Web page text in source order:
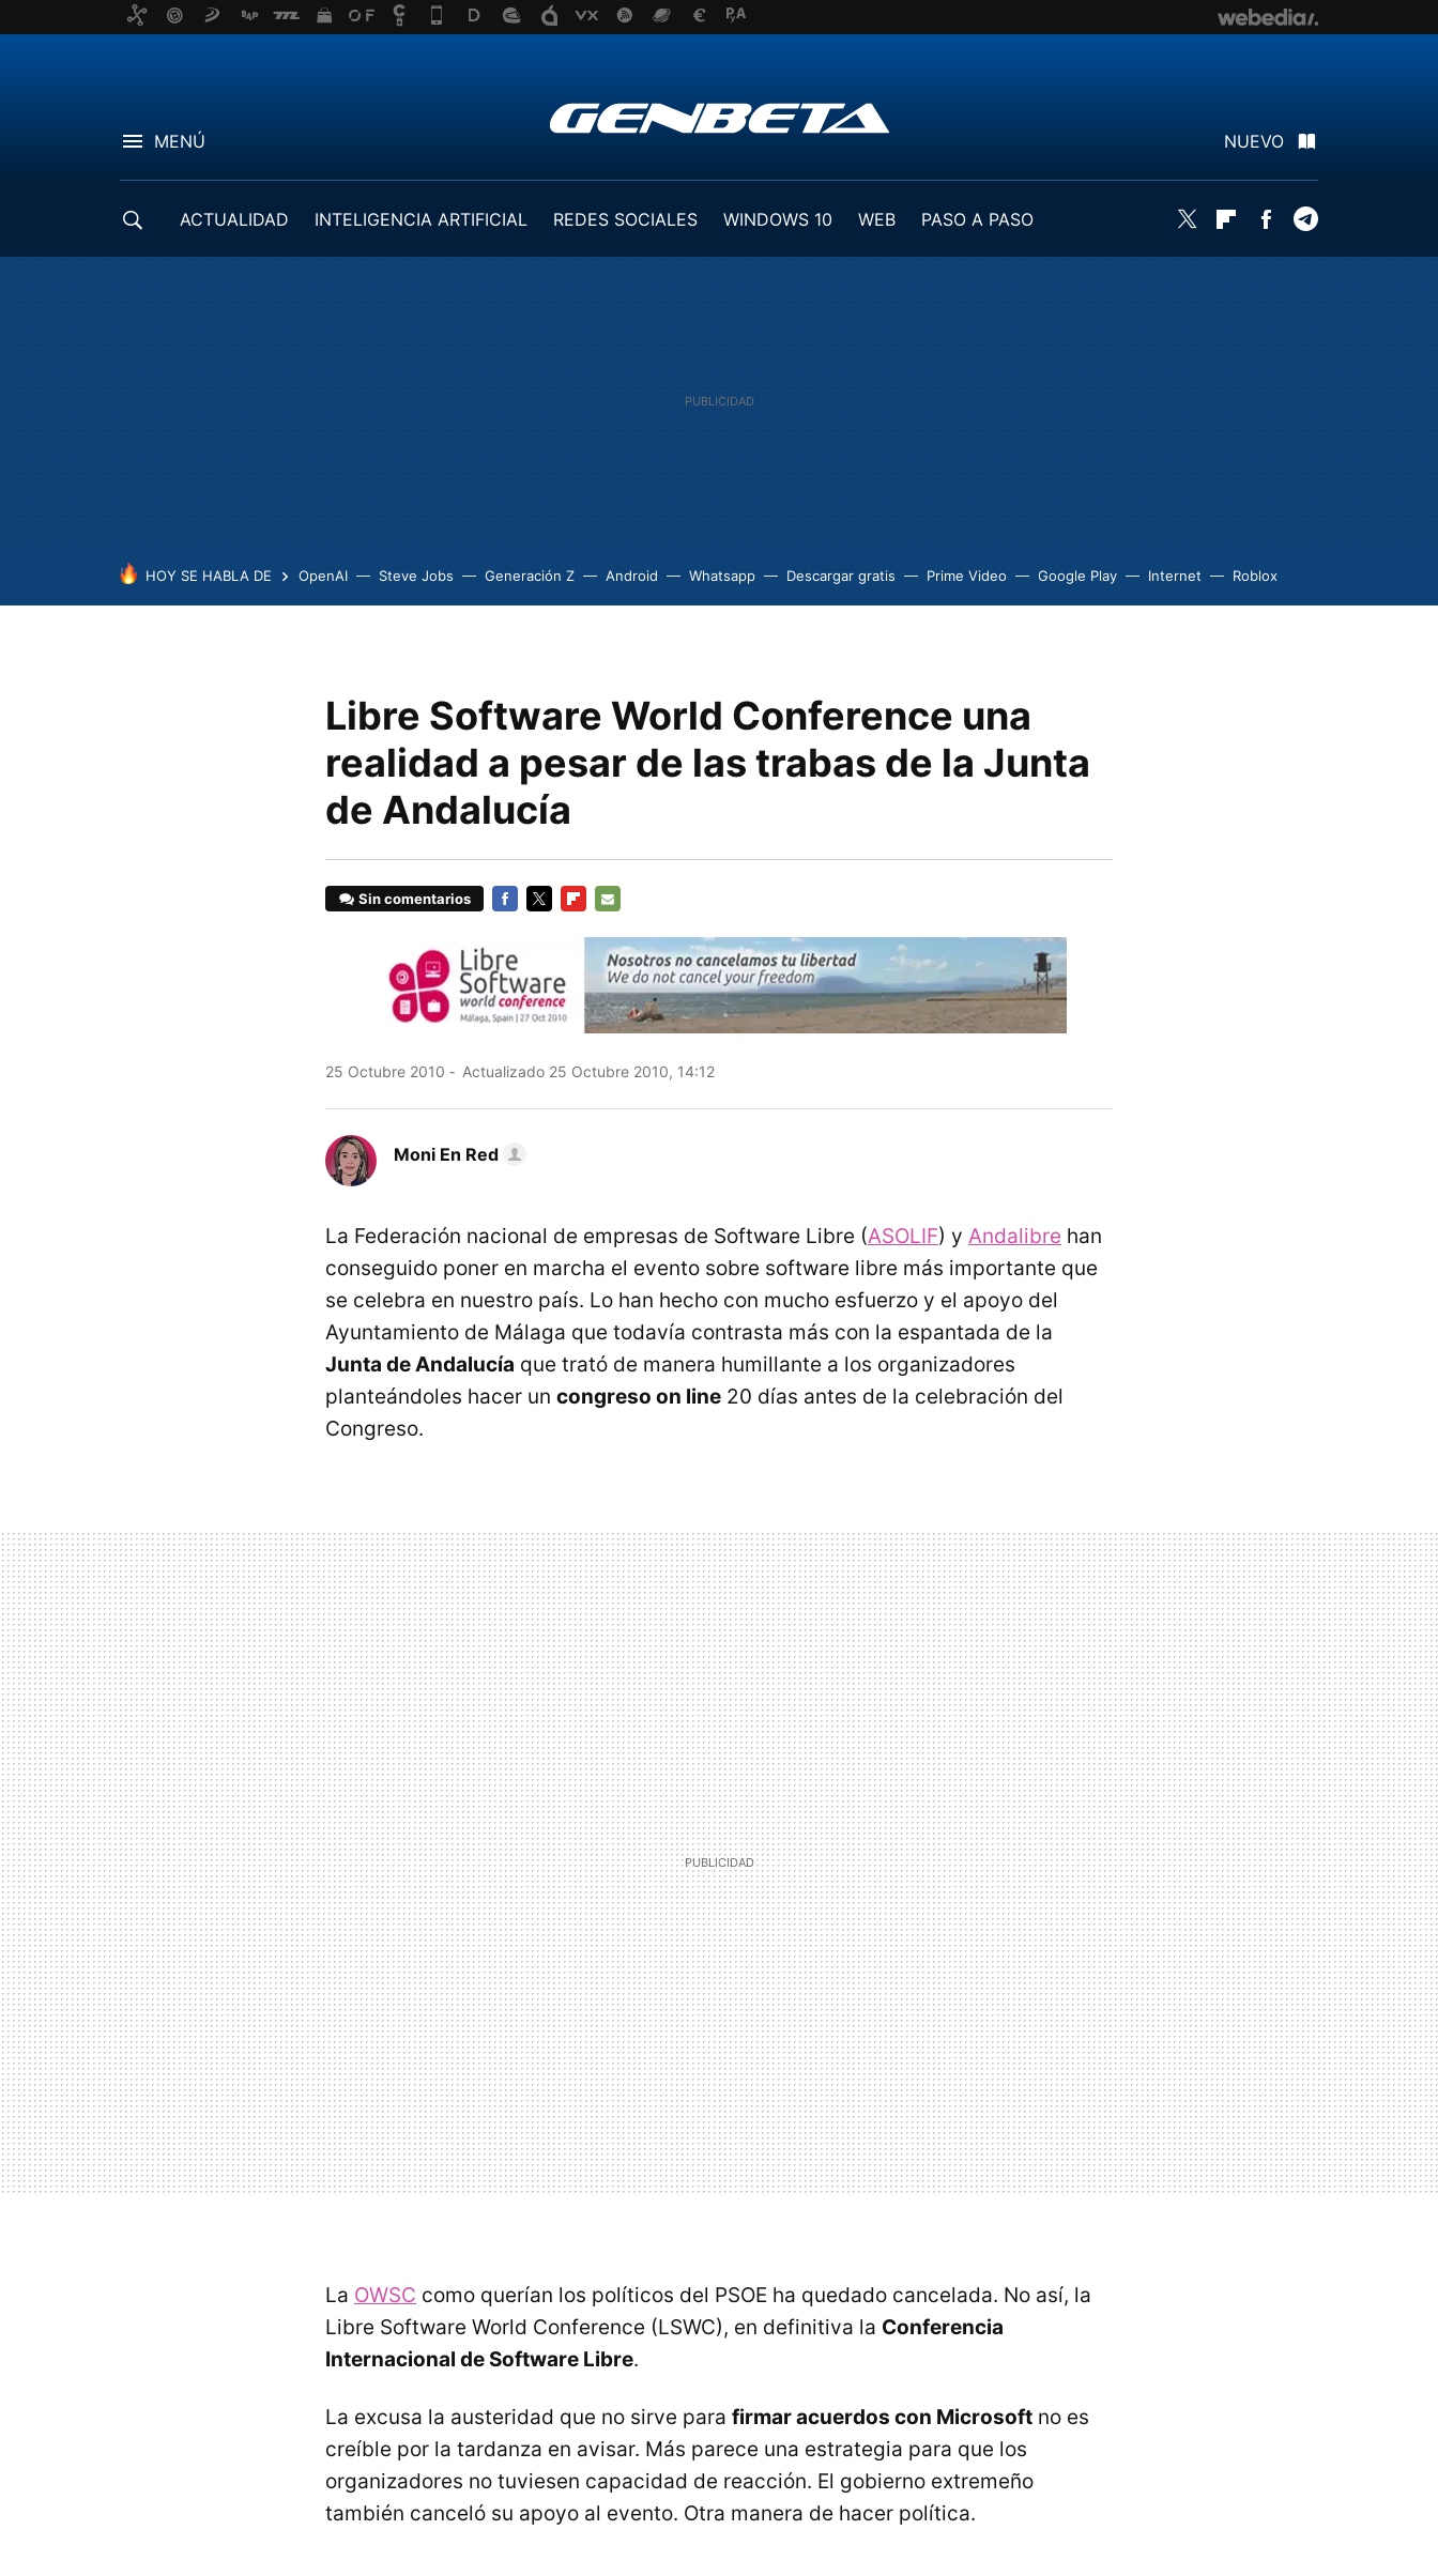
MENÚ NUEVO
ACTUALIDAD INTELIGENCIA ARTIFICIAL REDES SOCIALES WINDOWS 10 WEB
PASO A PASO
Twitter FlipboardFacebook
HOY SE HABLA DE OpenAI Steve Jobs Generación Z Android Whatsapp Descargar gratis Prime Video Google Play Internet Roblox
Libre Software World Conference una
realidad a pesar de las trabas de la Junta
de Andalucía
Sin comentarios
MAIL
25 Octubre 2010 Actualizado 25 Octubre 2010, 14:12
Moni En Red
La Federación nacional de empresas de Software Libre (ASOLIF) y Andalibre han
conseguido poner en marcha el evento sobre software libre más importante que
se celebra en nuestro país. Lo han hecho con mucho esfuerzo y el apoyo del
Ayuntamiento de Málaga que todavía contrasta más con la espantada de la
Junta de Andalucía que trató de manera humillante a los organizadores
planteándoles hacer un congreso on line 20 días antes de la celebración del
Congreso.
La OWSC como querían los políticos del PSOE ha quedado cancelada. No así, la
Libre Software World Conference (LSWC), en definitiva la Conferencia
Internacional de Software Libre.
La excusa la austeridad que no sirve para firmar acuerdos con Microsoft no es
creíble por la tardanza en avisar. Más parece una estrategia para que los
organizadores no tuviesen capacidad de reacción. El gobierno extremeño
también canceló su apoyo al evento. Otra manera de hacer política.